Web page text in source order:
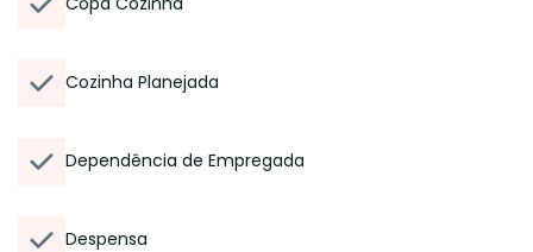
Cozinha Planejada
Dependência de Empregada
Despensa